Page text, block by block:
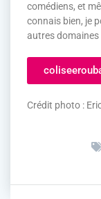
comédiens, et
connais bien, je
autres domaines
Crédit photo :